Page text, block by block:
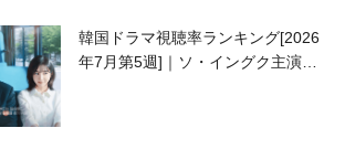
韓国ドラマ視聴率ランキング[2026
年7月第5週]｜ソ・イングク主演の